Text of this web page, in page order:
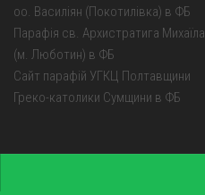
оо. Василіян (Покотилівка) в ФБ
Парафія св. Архистратига Михаїла
(м. Люботин) в ФБ
Сайт парафій УГКЦ Полтавщини
Греко-католики Сумщини в ФБ